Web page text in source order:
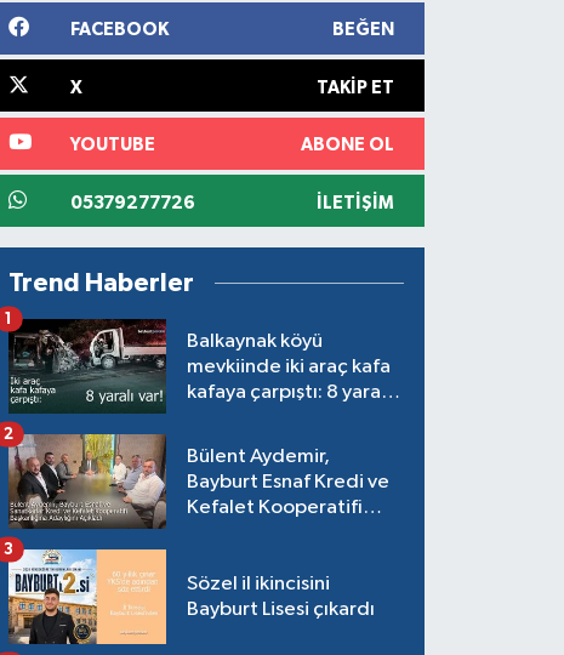
FACEBOOK BEĞEN
X TAKIP ET
YOUTUBE ABONE OL
05379277726 İLETIŞIM
Trend Haberler
Balkaynak köyü
mevkiinde iki araç kafa
kafaya çarpıştı: 8 yaralı
1
Bülent Aydemir,
Bayburt Esnaf Kredi ve
Kefalet Kooperatifi
2
Sözel il ikincisini
Bayburt Lisesi çıkardı
3